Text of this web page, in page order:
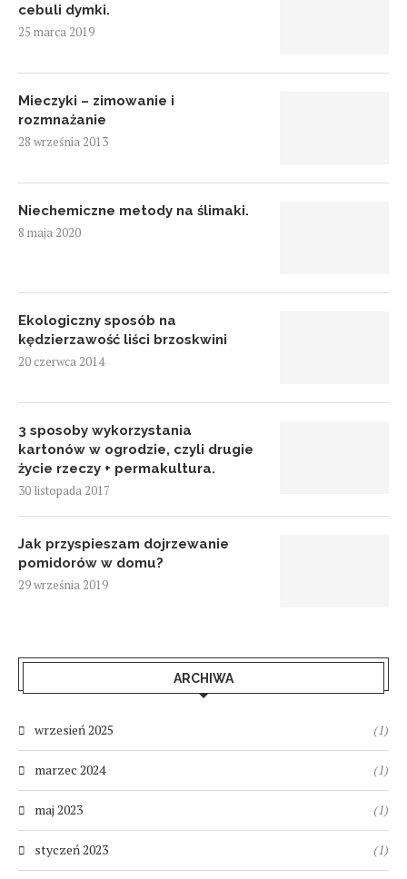
cebuli dymki.
25 marca 2019
Mieczyki – zimowanie i
rozmnażanie
28 września 2013
Niechemiczne metody na ślimaki.
8 maja 2020
Ekologiczny sposób na
kędzierzawość liści brzoskwini
20 czerwca 2014
3 sposoby wykorzystania
kartonów w ogrodzie, czyli drugie
życie rzeczy + permakultura.
30 listopada 2017
Jak przyspieszam dojrzewanie
pomidorów w domu?
29 września 2019
ARCHIWA
wrzesień 2025 (1)
marzec 2024 (1)
maj 2023 (1)
styczeń 2023 (1)